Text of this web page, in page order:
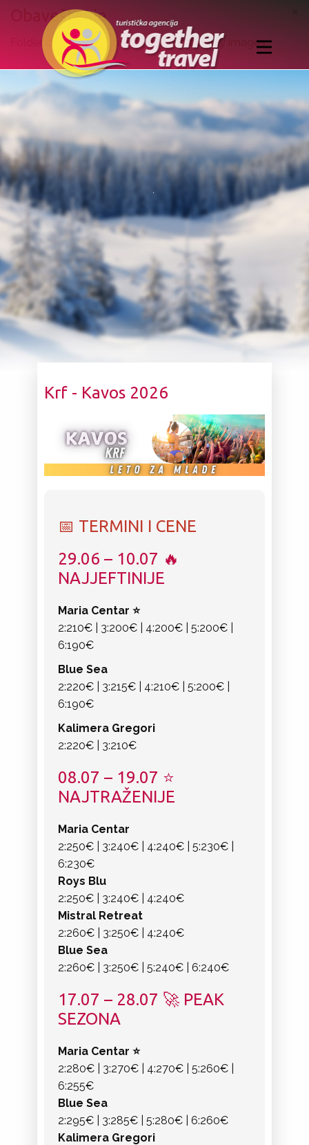
Home
ZIMOVANJE
EVROPSKI GRADOVI
NOVA GODINA
1. maj
LETO
LETO ZA MLADE
IZLETI
Obaveštenje
Folder doesn't exist or doesn't contain any images
Krf - Kavos 2026
📅 TERMINI I CENE
29.06 – 10.07 🔥
NAJJEFTINIJE
Maria Centar ⭐
2:210€ | 3:200€ | 4:200€ | 5:200€ |
6:190€
Blue Sea
2:220€ | 3:215€ | 4:210€ | 5:200€ |
6:190€
Kalimera Gregori
2:220€ | 3:210€
08.07 – 19.07 ⭐
NAJTRAŽENIJE
Maria Centar
2:250€ | 3:240€ | 4:240€ | 5:230€ |
6:230€
Roys Blu
2:250€ | 3:240€ | 4:240€
Mistral Retreat
2:260€ | 3:250€ | 4:240€
Blue Sea
2:260€ | 3:250€ | 5:240€ | 6:240€
17.07 – 28.07 🚀 PEAK
SEZONA
Maria Centar ⭐
2:280€ | 3:270€ | 4:270€ | 5:260€ |
6:255€
Blue Sea
2:295€ | 3:285€ | 5:280€ | 6:260€
Kalimera Gregori